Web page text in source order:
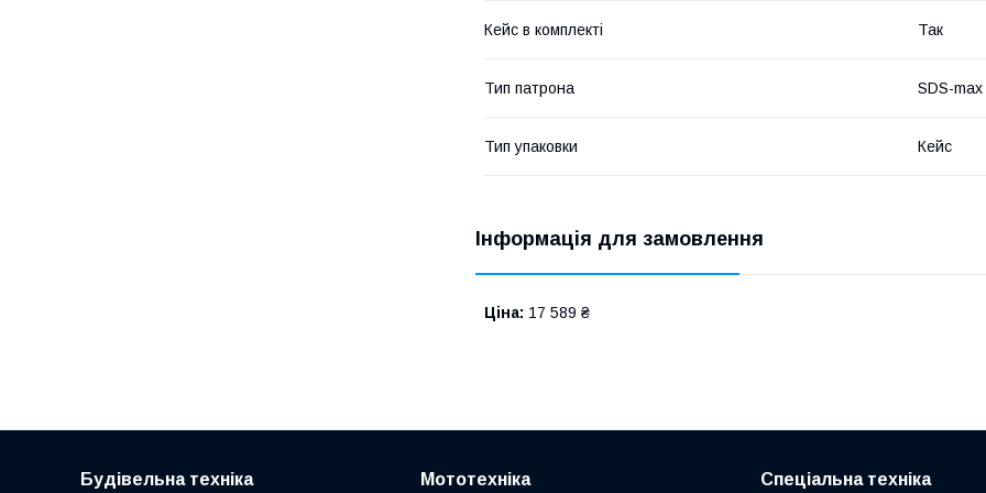
Кейс в комплекті Так
Тип патрона SDS-max
Тип упаковки Кейс
Інформація для замовлення
Ціна: 17 589 ₴
Будівельна техніка Мототехніка Спеціальна техніка